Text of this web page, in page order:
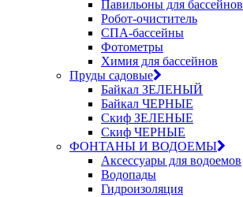
Павильоны для бассейнов
Робот-очиститель
СПА-бассейны
Фотометры
Химия для бассейнов
Пруды садовые
Байкал ЗЕЛЕНЫЙ
Байкал ЧЕРНЫЕ
Скиф ЗЕЛЕНЫЕ
Скиф ЧЕРНЫЕ
ФОНТАНЫ И ВОДОЕМЫ
Аксессуары для водоемов
Водопады
Гидроизоляция